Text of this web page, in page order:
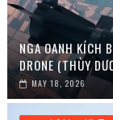
NGA OANH KÍCH
DRONE (THÙY
MAY 18, 2026